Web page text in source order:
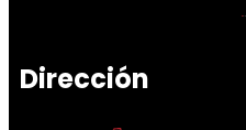
Dirección